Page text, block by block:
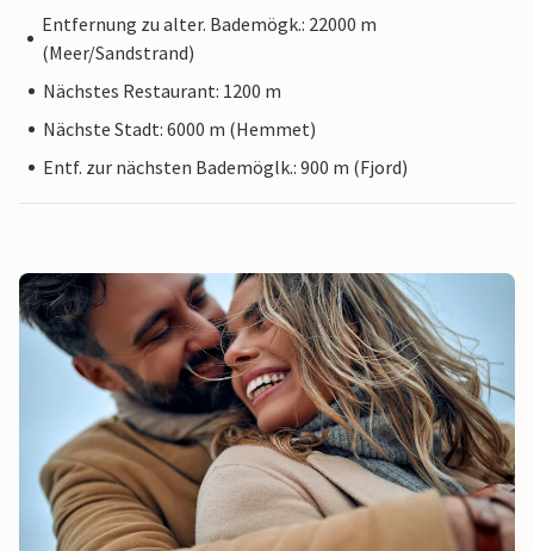
Entfernung zu alter. Bademögk.: 22000 m
(Meer/Sandstrand)
Nächstes Restaurant: 1200 m
Nächste Stadt: 6000 m (Hemmet)
Entf. zur nächsten Bademöglk.: 900 m (Fjord)